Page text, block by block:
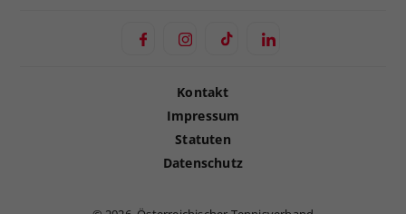
Kontakt
Impressum
Statuten
Datenschutz